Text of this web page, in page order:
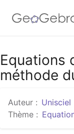
Google
Equations
méthode
Auteur : Unisciel
Thème :